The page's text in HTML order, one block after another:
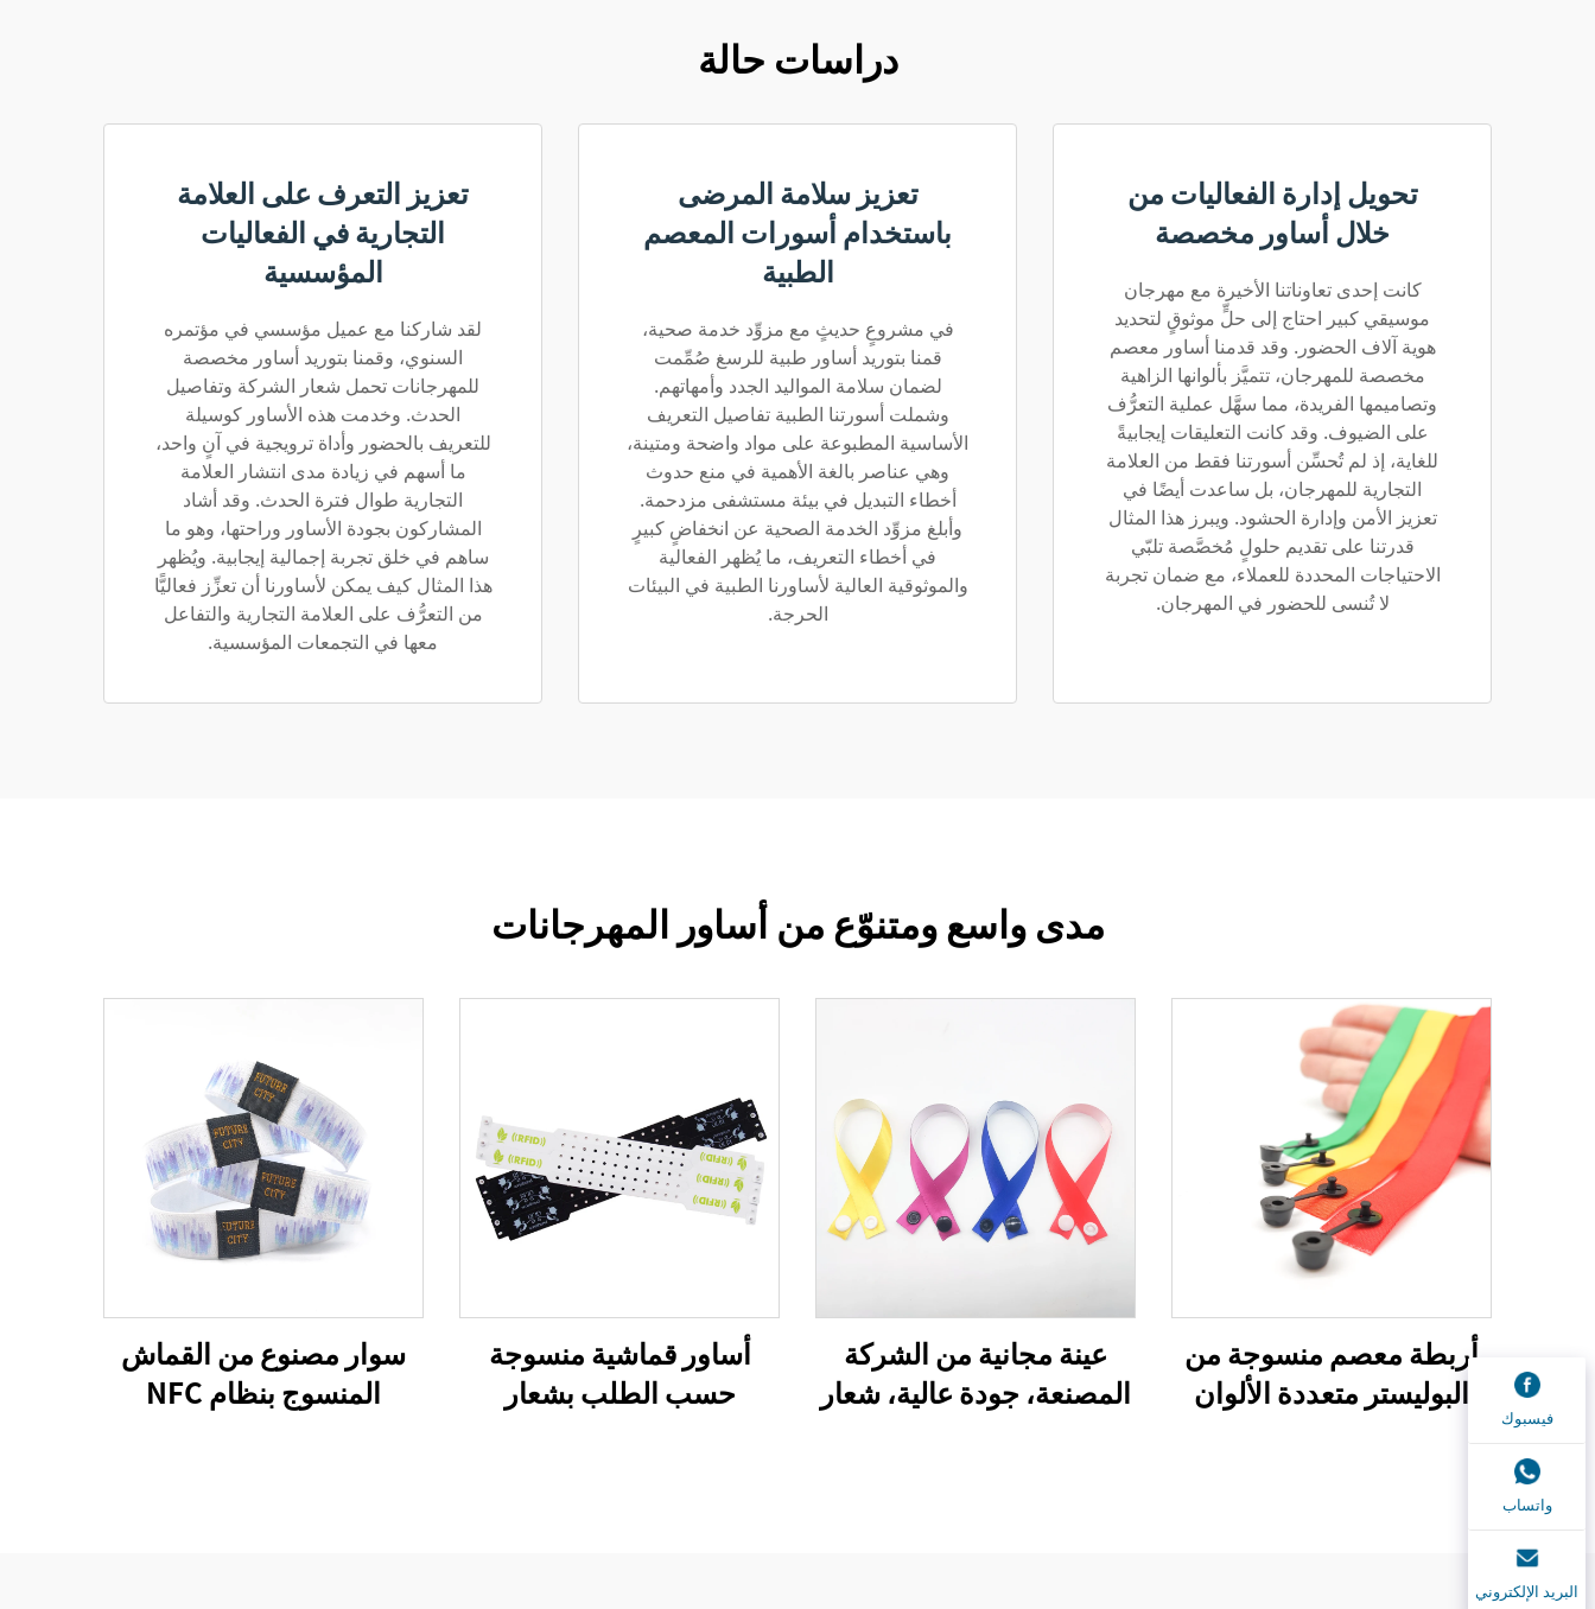
دراسات حالة
تحويل إدارة الفعاليات من
خلال أساور مخصصة
كانت إحدى تعاوناتنا الأخيرة مع مهرجان
موسيقي كبير احتاج إلى حلٍّ موثوقٍ لتحديد
هوية آلاف الحضور. وقد قدمنا أساور معصم
مخصصة للمهرجان، تتميَّز بألوانها الزاهية
وتصاميمها الفريدة، مما سهَّل عملية التعرُّف
على الضيوف. وقد كانت التعليقات إيجابيةً
للغاية، إذ لم تُحسِّن أسورتنا فقط من العلامة
التجارية للمهرجان، بل ساعدت أيضًا في
تعزيز الأمن وإدارة الحشود. ويبرز هذا المثال
قدرتنا على تقديم حلولٍ مُخصَّصة تلبّي
الاحتياجات المحددة للعملاء، مع ضمان تجربة
لا تُنسى للحضور في المهرجان.
تعزيز سلامة المرضى
باستخدام أسورات المعصم
الطبية
في مشروعٍ حديثٍ مع مزوِّد خدمة صحية،
قمنا بتوريد أساور طبية للرسغ صُمِّمت
لضمان سلامة المواليد الجدد وأمهاتهم.
وشملت أسورتنا الطبية تفاصيل التعريف
الأساسية المطبوعة على مواد واضحة ومتينة،
وهي عناصر بالغة الأهمية في منع حدوث
أخطاء التبديل في بيئة مستشفى مزدحمة.
وأبلغ مزوِّد الخدمة الصحية عن انخفاضٍ كبيرٍ
في أخطاء التعريف، ما يُظهر الفعالية
والموثوقية العالية لأساورنا الطبية في البيئات
الحرجة.
تعزيز التعرف على العلامة
التجارية في الفعاليات
المؤسسية
لقد شاركنا مع عميل مؤسسي في مؤتمره
السنوي، وقمنا بتوريد أساور مخصصة
للمهرجانات تحمل شعار الشركة وتفاصيل
الحدث. وخدمت هذه الأساور كوسيلة
للتعريف بالحضور وأداة ترويجية في آنٍ واحد،
ما أسهم في زيادة مدى انتشار العلامة
التجارية طوال فترة الحدث. وقد أشاد
المشاركون بجودة الأساور وراحتها، وهو ما
ساهم في خلق تجربة إجمالية إيجابية. ويُظهر
هذا المثال كيف يمكن لأساورنا أن تعزِّز فعاليًّا
من التعرُّف على العلامة التجارية والتفاعل
معها في التجمعات المؤسسية.
مدى واسع ومتنوّع من أساور المهرجانات
أربطة معصم منسوجة من
البوليستر متعددة الألوان
المعصم القماشية للفعاليات
عينة مجانية من الشركة
المصنعة، جودة عالية، شعار
أساور قماشية منسوجة
حسب الطلب بشعار
سوار مصنوع من القماش
المنسوج بنظام NFC
فيسبوك
واتساب
البريد الإلكتروني